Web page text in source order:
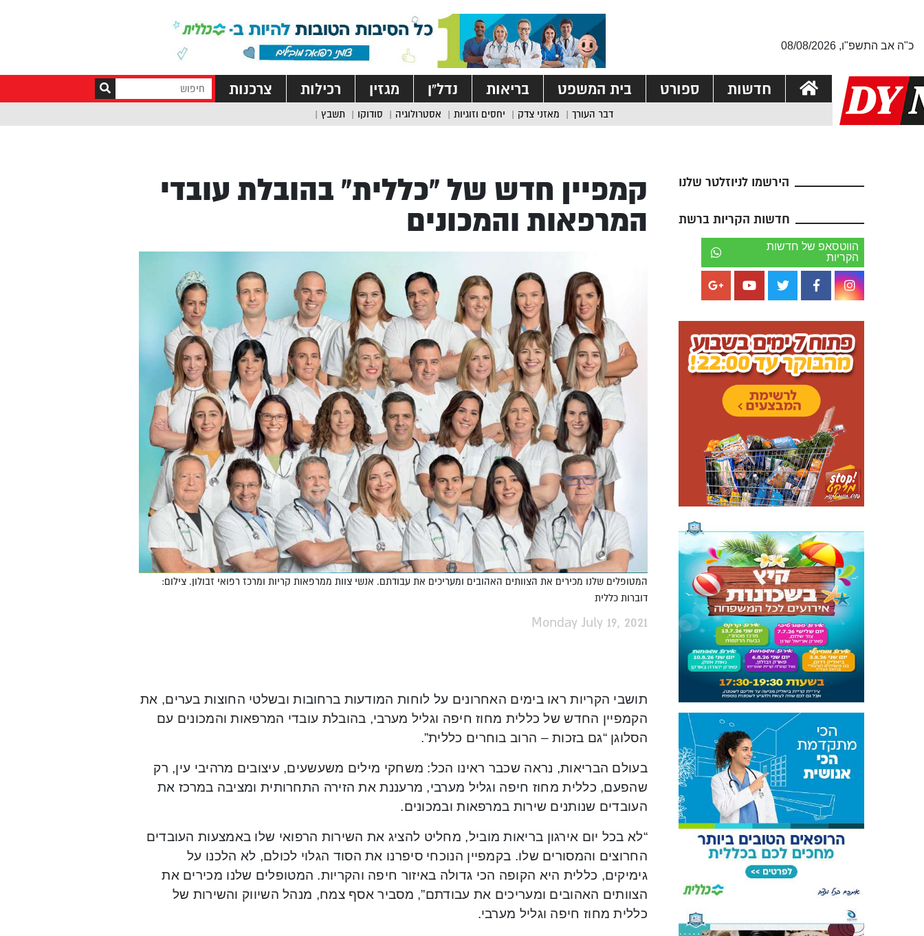
כ"ה אב התשפ"ו, 08/08/2026
חדשות ספורט בית המשפט בריאות נדל”ן מגזין רכילות צרכנות
דבר העורך מאזני צדק יחסים וזוגיות אסטרולוגיה סודוקו תשבץ
הירשמו לניוזלטר שלנו
חדשות הקריות ברשת
הווטסאפ של חדשות
הקריות
קמפיין חדש של “כללית” בהובלת עובדי
המרפאות והמכונים
המטופלים שלנו מכירים את הצוותים האהובים ומעריכים את עבודתם. אנשי צוות ממרפאות קריות ומרכז רפואי זבולון. צילום:
דוברות כללית
Monday July 19, 2021
תושבי הקריות ראו בימים האחרונים על לוחות המודעות ברחובות ובשלטי החוצות בערים, את
הקמפיין החדש של כללית מחוז חיפה וגליל מערבי, בהובלת עובדי המרפאות והמכונים עם
הסלוגן “גם בזכות – הרוב בוחרים כללית”.
בעולם הבריאות, נראה שכבר ראינו הכל: משחקי מילים משעשעים, עיצובים מרהיבי עין, רק
שהפעם, כללית מחוז חיפה וגליל מערבי, מרעננת את הזירה התחרותית ומציבה במרכז את
העובדים שנותנים שירות במרפאות ובמכונים.
“לא בכל יום אירגון בריאות מוביל, מחליט להציג את השירות הרפואי שלו באמצעות העובדים
החרוצים והמסורים שלו. בקמפיין הנוכחי סיפרנו את הסוד הגלוי לכולם, לא הלכנו על
גימיקים, כללית היא הקופה הכי גדולה באיזור חיפה והקריות. המטופלים שלנו מכירים את
הצוותים האהובים ומעריכים את עבודתם”, מסביר אסף צמח, מנהל השיווק והשירות של
כללית מחוז חיפה וגליל מערבי.